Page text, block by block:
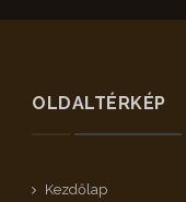
OLDALTÉRKÉP
Kezdőlap